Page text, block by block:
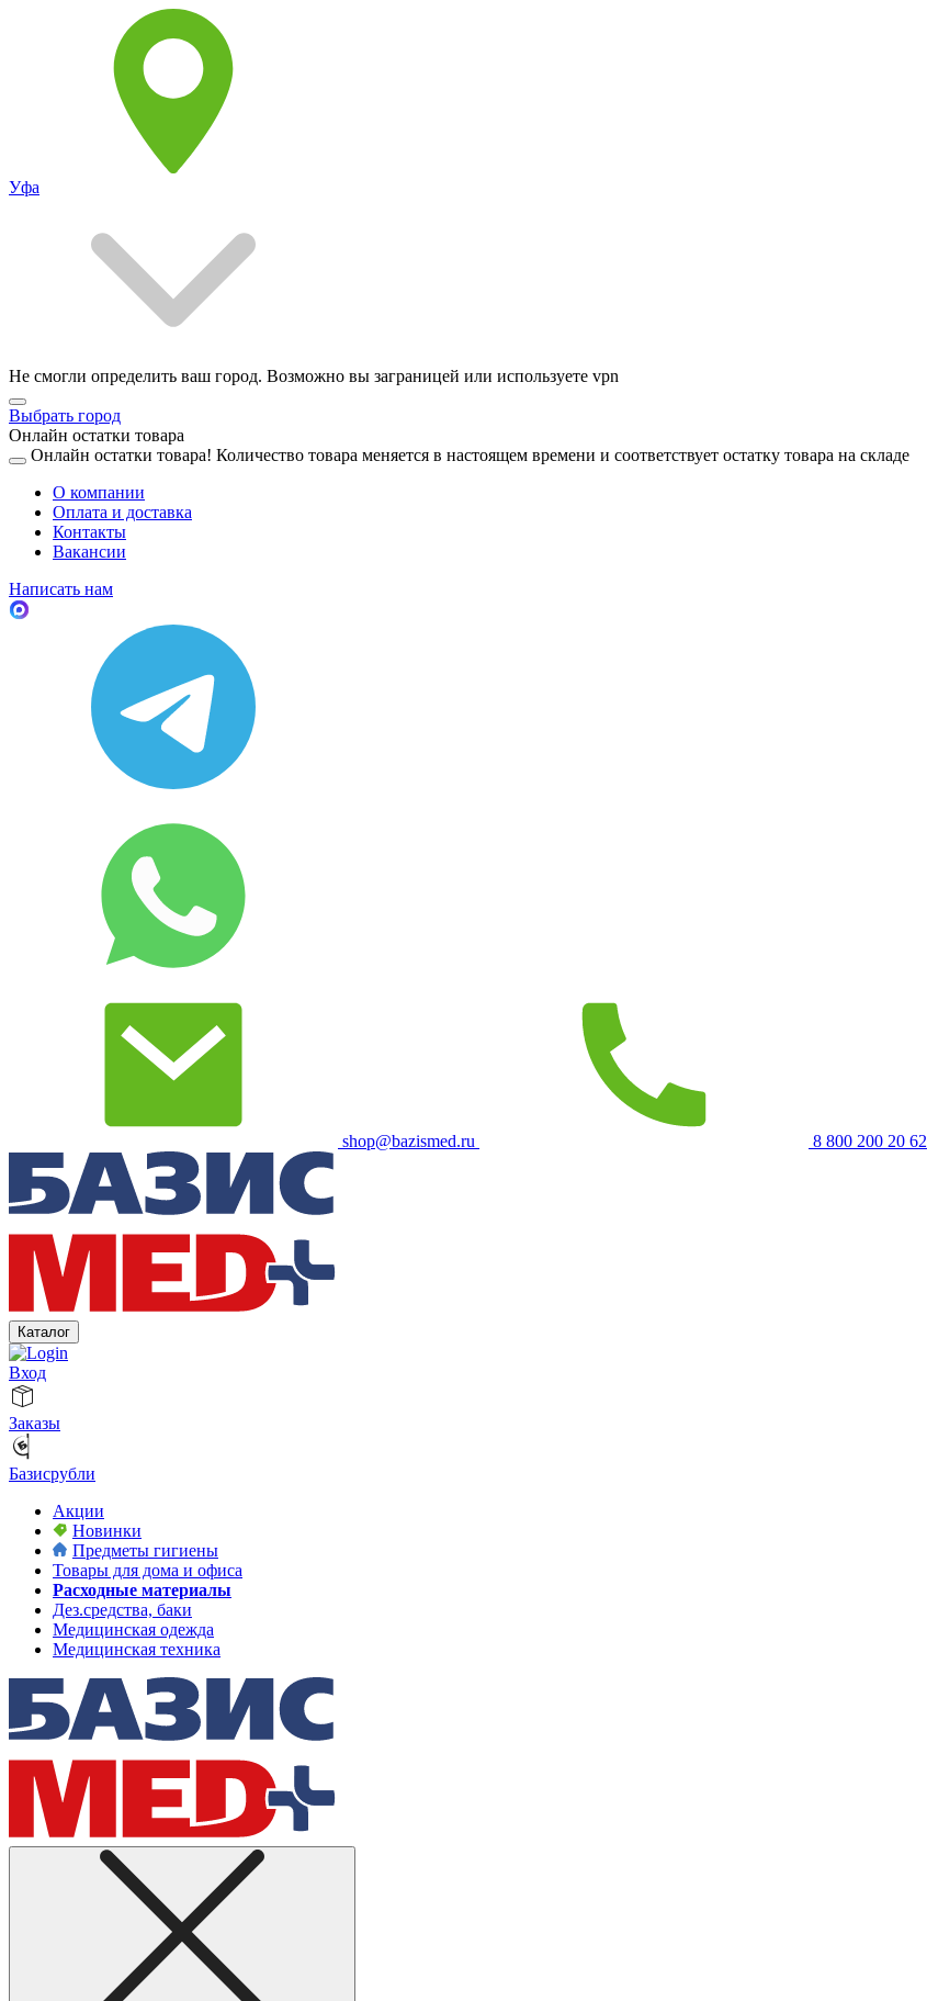
Уфа
Не смогли определить ваш город. Возможно вы заграницей или используете vpn
Выбрать город
Онлайн остатки товара
Онлайн остатки товара! Количество товара меняется в настоящем времени и соответствует остатку товара на складе
О компании
Оплата и доставка
Контакты
Вакансии
Написать нам
shop@bazismed.ru 8 800 200 20 62
Каталог
Вход
Заказы
Базисрубли
Акции
Новинки
Предметы гигиены
Товары для дома и офиса
Расходные материалы
Дез.средства, баки
Медицинская одежда
Медицинская техника